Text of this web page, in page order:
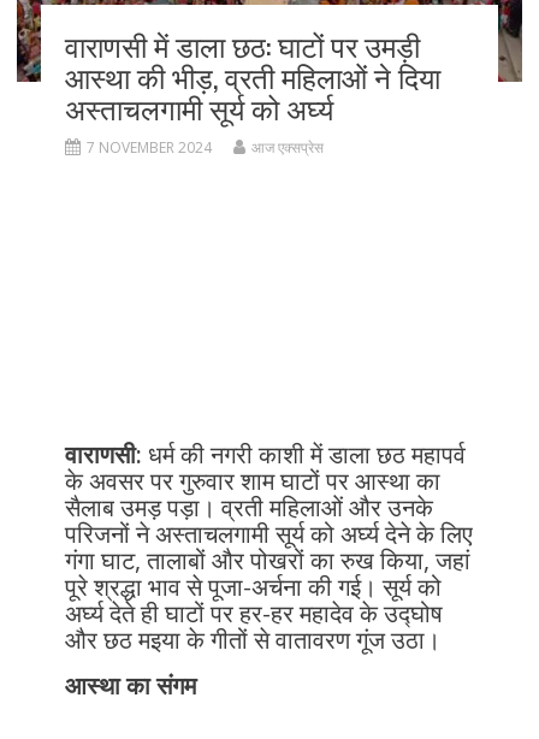
वाराणसी में डाला छठ: घाटों पर उमड़ी
आस्था की भीड़, व्रती महिलाओं ने दिया
अस्ताचलगामी सूर्य को अर्घ्य
7 NOVEMBER 2024 आज एक्सप्रेस
वाराणसी: धर्म की नगरी काशी में डाला छठ महापर्व
के अवसर पर गुरुवार शाम घाटों पर आस्था का
सैलाब उमड़ पड़ा। व्रती महिलाओं और उनके
परिजनों ने अस्ताचलगामी सूर्य को अर्घ्य देने के लिए
गंगा घाट, तालाबों और पोखरों का रुख किया, जहां
पूरे श्रद्धा भाव से पूजा-अर्चना की गई। सूर्य को
अर्घ्य देते ही घाटों पर हर-हर महादेव के उद्घोष
और छठ मइया के गीतों से वातावरण गूंज उठा।
आस्था का संगम